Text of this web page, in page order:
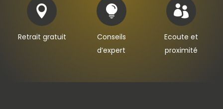

Retrait gratuit

Conseils
d’expert

Ecoute et
proximité